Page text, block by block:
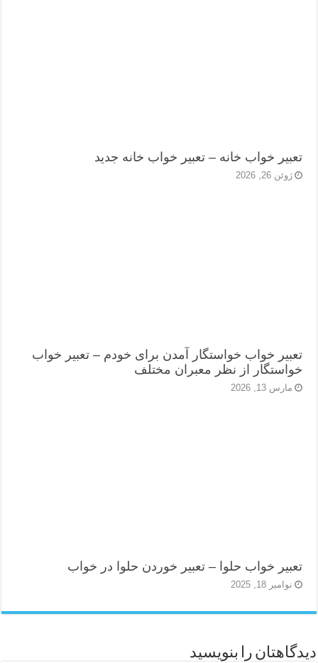
تعبیر خواب خانه – تعبیر خواب خانه جدید
ژوئن 26, 2026
تعبیر خواب خواستگار آمدن برای خودم – تعبیر خواب
خواستگار از نظر معبران مختلف
مارس 13, 2026
تعبیر خواب حلوا – تعبیر خوردن حلوا در خواب
نوامبر 18, 2025
دیدگاهتان را بنویسید